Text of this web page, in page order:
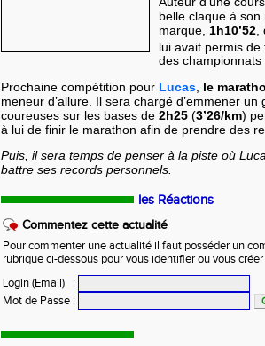
belle claque à
marque, 1h10’52
lui avait permis
des
Prochaine compétition pour Lucas le
meneur d’allure. Il sera chargé d’emmener
coureuses sur les bases de 2h25 (3’26/km)
à lui de finir le marathon afin de prendre des
Puis, il sera temps de penser à la piste où
battre ses records personnels.
les Réactions
Commentez cette actualité
Pour commenter une actualité il faut posséder un
rubrique ci-dessous pour vous identifier ou vous
Login (Email)
:
Mot de Passe :